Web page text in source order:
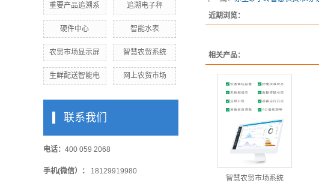
重要产品追溯系 追溯电子秤
硬件中心 智能水表
农贸市场显示屏 智慧农贸系统
生鲜配送智能电 网上农贸市场
联系我们
电话： 400 059 2068
手机(微信）： 18129919980
近期浏览：
相关产品：
智慧农贸市场系统